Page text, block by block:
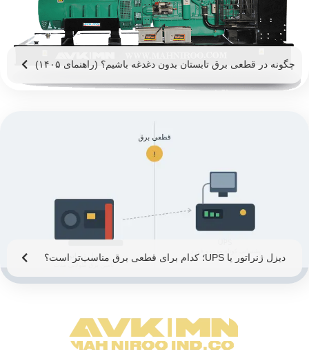
چگونه در قطعی برق تابستان بدون دغدغه باشیم؟ (راهنمای ۱۴۰۵)
دیزل ژنراتور یا UPS؛ کدام برای قطعی برق مناسب‌تر است؟